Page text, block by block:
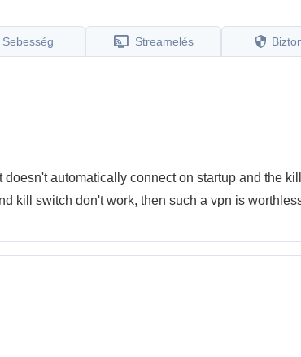
Sebesség Streamelés
doesn't automatically connect on startup and the
kill switch don't work, then such a vpn is